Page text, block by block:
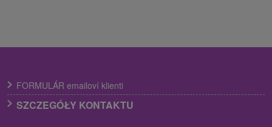
FORMULÁR emailoví klienti
SZCZEGÓŁY KONTAKTU